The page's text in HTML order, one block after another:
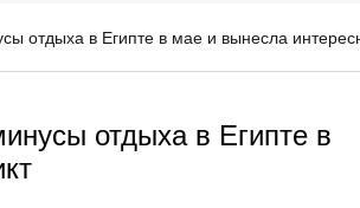
отдыха в Египте в мае и вынесла
отдыха в Египте в